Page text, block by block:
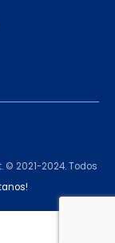
© 2021-2024. Todos